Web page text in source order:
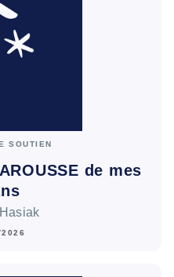
SOUTIEN
de mes